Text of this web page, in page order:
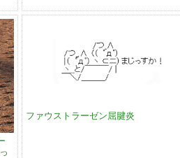
ファウストラーゼン屈腱炎